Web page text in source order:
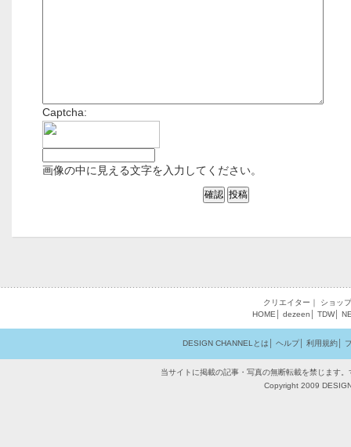
Captcha:
画像の中に見える文字を入力してください。
クリエイター
ショップ
HOME
dezeen TDW│
DESIGN CHANNELとは ヘルプ│ 利用規約│
当サイトに掲載の記事・写真の無断転載を禁じます
Copyright 2009